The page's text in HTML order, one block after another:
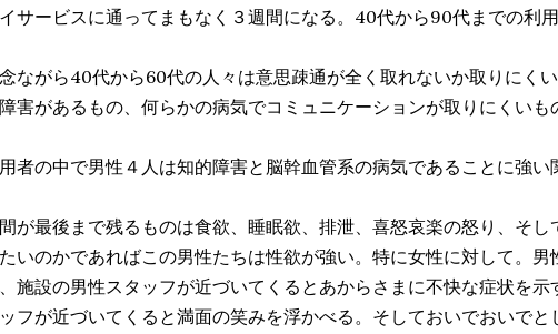
サービスに通ってまもなく３週間になる。40代から90代までの利用
ながら40代から60代の人々は意思疎通が全く取れないか取りにく
害があるもの、何らかの病気でコミュニケーションが取りにくいも
者の中で男性４人は知的障害と脳幹血管系の病気であることに強い
が最後まで残るものは食欲、睡眠欲、排泄、喜怒哀楽の怒り、そし
いのかであればこの男性たちは性欲が強い。特に女性に対して。男
施設の男性スタッフが近づいてくるとあからさまに不快な症状を示
フが近づいてくると満面の笑みを浮かべる。そしておいでおいでと